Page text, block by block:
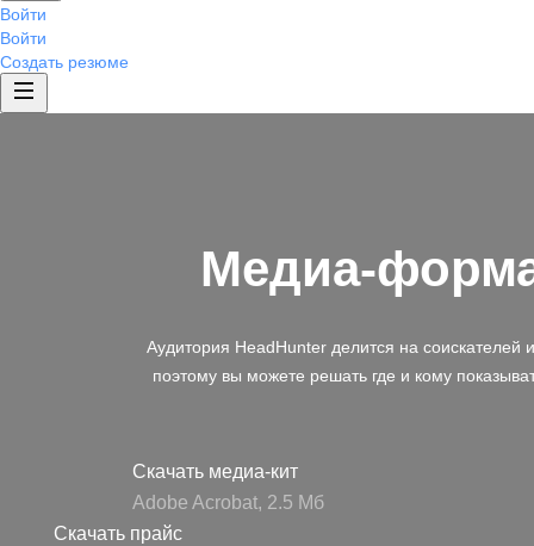
Войти
Войти
Создать резюме
Медиа-
Аудитория HeadHunter делится на соискателей
поэтому вы можете решать где и кому
Скачать медиа-кит
Adobe Acrobat, 2.5 Mб
Скачать прайс